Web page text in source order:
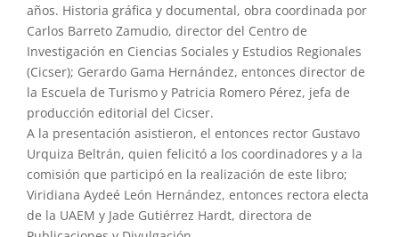
años. Historia gráfica y documental, obra coordinada por
Carlos Barreto Zamudio, director del Centro de
Investigación en Ciencias Sociales y Estudios Regionales
(Cicser); Gerardo Gama Hernández, entonces director de
la Escuela de Turismo y Patricia Romero Pérez, jefa de
producción editorial del Cicser.
A la presentación asistieron, el entonces rector Gustavo
Urquiza Beltrán, quien felicitó a los coordinadores y a la
comisión que participó en la realización de este libro;
Viridiana Aydeé León Hernández, entonces rectora electa
de la UAEM y Jade Gutiérrez Hardt, directora de